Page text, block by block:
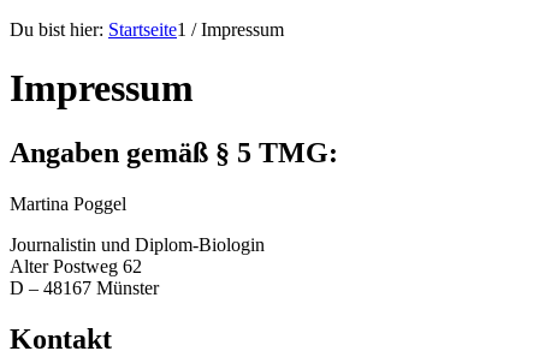
Du bist hier: Startseite1 / Impressum
Impressum
Angaben gemäß § 5 TMG:
Martina Poggel
Journalistin und Diplom-Biologin
Alter Postweg 62
D – 48167 Münster
Kontakt